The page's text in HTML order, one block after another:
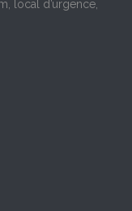
local d’urgence,